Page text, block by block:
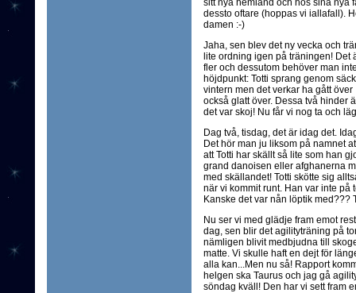
sitt nya hemland och hos sina nya
dessto oftare (hoppas vi iallafall).
damen :-)
Jaha, sen blev det ny vecka och
lite ordning igen på träningen! Det
fler och dessutom behöver man
höjdpunkt: Totti sprang genom
vintern men det verkar ha gått
också glatt över. Dessa två hinder
det var skoj! Nu får vi nog ta och
Dag två, tisdag, det är idag det.
Det hör man ju liksom på namnet
att Totti har skällt så lite som han
grand danoisen eller afghanerna
med skällandet! Totti skötte sig
när vi kommit runt. Han var inte på
Kanske det var nån löptik med???
Nu ser vi med glädje fram emot
dag, sen blir det agilityträning på
nämligen blivit medbjudna till
matte. Vi skulle haft en dejt för
alla kan...Men nu så! Rapport
helgen ska Taurus och jag gå
söndag kväll! Den har vi sett fram